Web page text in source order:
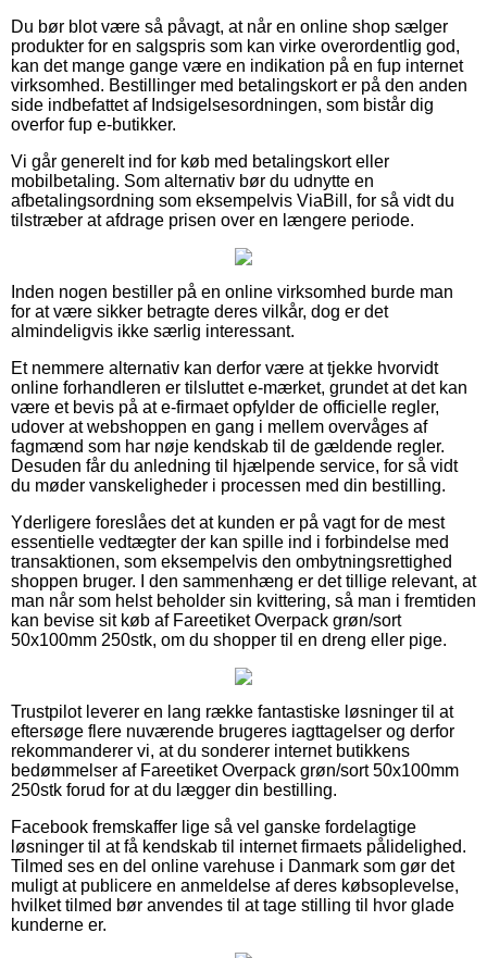
Du bør blot være så påvagt, at når en online shop sælger
produkter for en salgspris som kan virke overordentlig god,
kan det mange gange være en indikation på en fup internet
virksomhed. Bestillinger med betalingskort er på den anden
side indbefattet af Indsigelsesordningen, som bistår dig
overfor fup e-butikker.
Vi går generelt ind for køb med betalingskort eller
mobilbetaling. Som alternativ bør du udnytte en
afbetalingsordning som eksempelvis ViaBill, for så vidt du
tilstræber at afdrage prisen over en længere periode.
Inden nogen bestiller på en online virksomhed burde man
for at være sikker betragte deres vilkår, dog er det
almindeligvis ikke særlig interessant.
Et nemmere alternativ kan derfor være at tjekke hvorvidt
online forhandleren er tilsluttet e-mærket, grundet at det kan
være et bevis på at e-firmaet opfylder de officielle regler,
udover at webshoppen en gang i mellem overvåges af
fagmænd som har nøje kendskab til de gældende regler.
Desuden får du anledning til hjælpende service, for så vidt
du møder vanskeligheder i processen med din bestilling.
Yderligere foreslåes det at kunden er på vagt for de mest
essentielle vedtægter der kan spille ind i forbindelse med
transaktionen, som eksempelvis den ombytningsrettighed
shoppen bruger. I den sammenhæng er det tillige relevant, at
man når som helst beholder sin kvittering, så man i fremtiden
kan bevise sit køb af Fareetiket Overpack grøn/sort
50x100mm 250stk, om du shopper til en dreng eller pige.
Trustpilot leverer en lang række fantastiske løsninger til at
eftersøge flere nuværende brugeres iagttagelser og derfor
rekommanderer vi, at du sonderer internet butikkens
bedømmelser af Fareetiket Overpack grøn/sort 50x100mm
250stk forud for at du lægger din bestilling.
Facebook fremskaffer lige så vel ganske fordelagtige
løsninger til at få kendskab til internet firmaets pålidelighed.
Tilmed ses en del online varehuse i Danmark som gør det
muligt at publicere en anmeldelse af deres købsoplevelse,
hvilket tilmed bør anvendes til at tage stilling til hvor glade
kunderne er.